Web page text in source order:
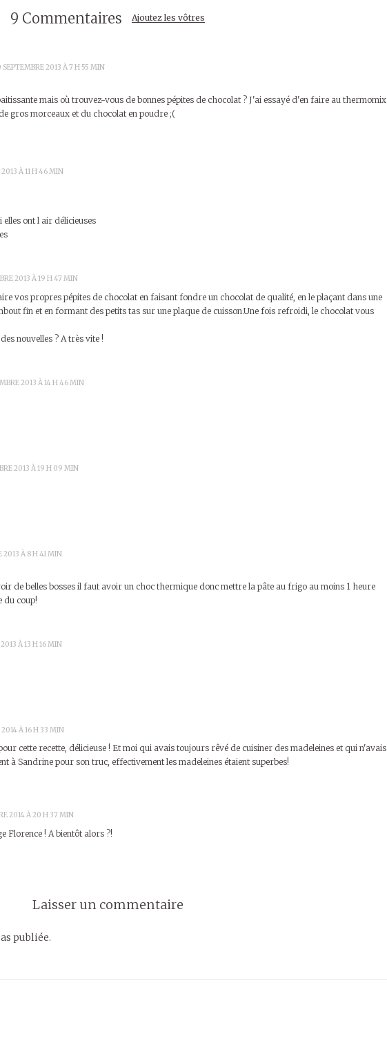
9 Commentaires Ajoutez les vôtres
SEPTEMBRE 2013 À 7 H 55 MIN
mais où trouvez-vous de bonnes pépites de chocolat ? J'ai essayé d'en faire au thermomix
gros morceaux et du chocolat en poudre ;(
À 11 H 46 MIN
ont l air délicieuses
2013 À 19 H 47 MIN
vos propres pépites de chocolat en faisant fondre un chocolat de qualité, en le plaçant dans une
fin et en formant des petits tas sur une plaque de cuisson.Une fois refroidi, le chocolat vous
nouvelles ? A très vite !
2013 À 14 H 46 MIN
2013 À 19 H 09 MIN
2013 À 8 H 41 MIN
de belles bosses il faut avoir un choc thermique donc mettre la pâte au frigo au moins 1 heure
du coup!
À 13 H 16 MIN
2014 À 16 H 33 MIN
cette recette, délicieuse ! Et moi qui avais toujours rêvé de cuisiner des madeleines et qui n'avais
à Sandrine pour son truc, effectivement les madeleines étaient superbes!
2014 À 20 H 37 MIN
Florence ! A bientôt alors ?!
Laisser un commentaire
publiée.